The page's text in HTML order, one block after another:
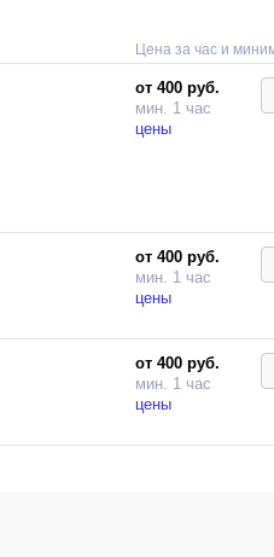
Цена за час и
от 400 руб.
мин. 1 час
цены
от 400 руб.
мин. 1 час
цены
от 400 руб.
мин. 1 час
цены